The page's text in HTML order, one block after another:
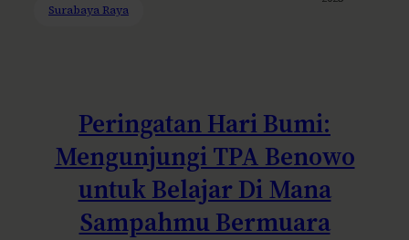
Surabaya Raya
Peringatan Hari Bumi:
Mengunjungi TPA Benowo
untuk Belajar Di Mana
Sampahmu Bermuara